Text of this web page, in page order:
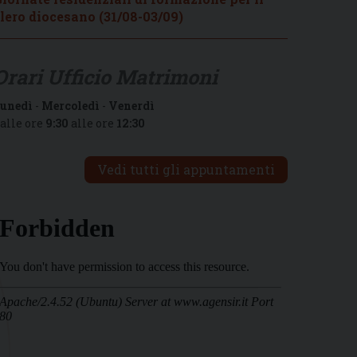
diocesano (31/08-03/09)
- Mercoledì - Venerdì
ore 9:30 alle ore 12:30
Vedi tutti gli appuntamenti